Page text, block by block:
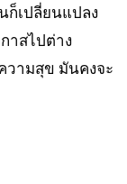
ก็เปลี่ยนแปลง
าสไปต่าง
วามสุข มันคงจะ